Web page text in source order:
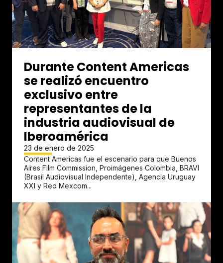
Durante Content Americas
se realizó encuentro
exclusivo entre
representantes de la
industria audiovisual de
Iberoamérica
23 de enero de 2025
Content Americas fue el escenario para que Buenos
Aires Film Commission, Proimágenes Colombia, BRAVI
(Brasil Audiovisual Independente), Agencia Uruguay
XXI y Red Mexcom...